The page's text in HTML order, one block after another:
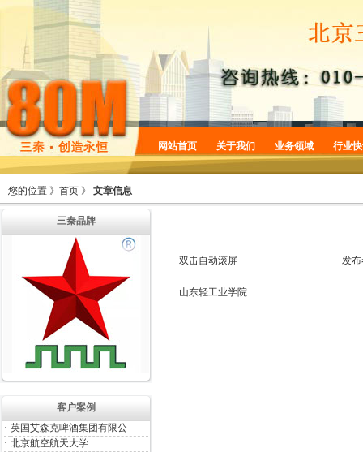
网站首页 关于我们
企业简介
业务领域
商标服务
行业
您的位置 》 首页 》 文章信息
三秦品牌
客户案例
· 英国艾森克啤酒集团有限公
· 北京航空航天大学
双击自动滚屏 发布
山东轻工业学院